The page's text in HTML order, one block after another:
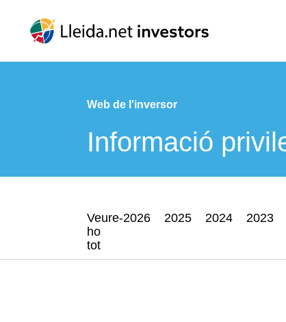
Web de l'inversor
Informació
Veure-
ho
tot
2026 2025 2024 2023